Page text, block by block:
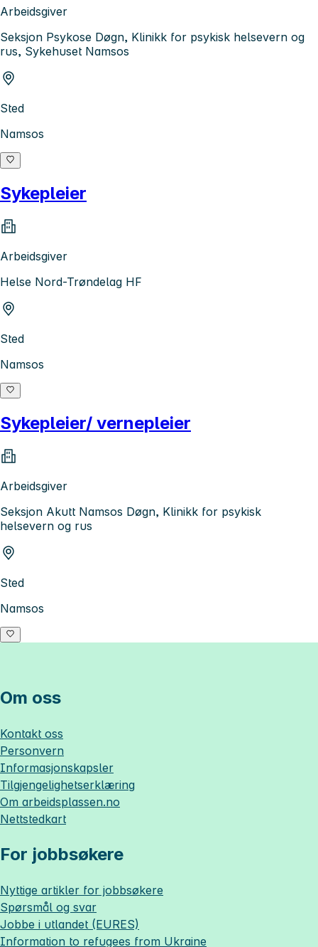
Arbeidsgiver
Seksjon Psykose Døgn, Klinikk for psykisk helsevern og
rus, Sykehuset Namsos
Sted
Namsos
Sykepleier
Arbeidsgiver
Helse Nord-Trøndelag HF
Sted
Namsos
Sykepleier/ vernepleier
Arbeidsgiver
Seksjon Akutt Namsos Døgn, Klinikk for psykisk
helsevern og rus
Sted
Namsos
Om oss
Kontakt oss
Personvern
Informasjonskapsler
Tilgjengelighetserklæring
Om arbeidsplassen.no
Nettstedkart
For jobbsøkere
Nyttige artikler for jobbsøkere
Spørsmål og svar
Jobbe i utlandet (EURES)
Information to refugees from Ukraine